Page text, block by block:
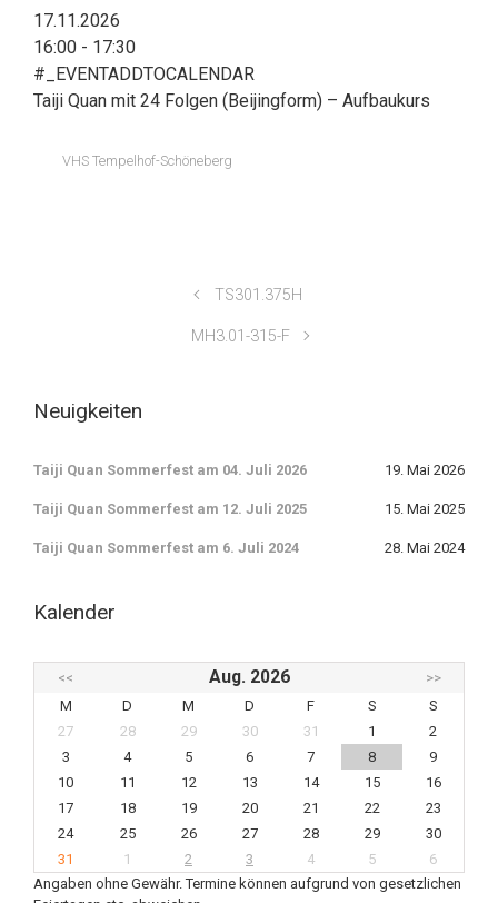
17.11.2026
16:00 - 17:30
#_EVENTADDTOCALENDAR
Taiji Quan mit 24 Folgen (Beijingform) – Aufbaukurs
VHS Tempelhof-Schöneberg
TS301.375H
MH3.01-315-F
Neuigkeiten
Taiji Quan Sommerfest am 04. Juli 2026 19. Mai 2026
Taiji Quan Sommerfest am 12. Juli 2025 15. Mai 2025
Taiji Quan Sommerfest am 6. Juli 2024 28. Mai 2024
Kalender
<< Aug. 2026
>>
M
D M D F S
S
27
28 29 30 31 1
2
3
4 5 6 7 8
9
10
11 12 13 14 15
16
17
18 19 20 21 22
23
24
25 26 27 28 29
30
31
1 2 3 4 5
6
Angaben ohne Gewähr. Termine können aufgrund von gesetzlichen